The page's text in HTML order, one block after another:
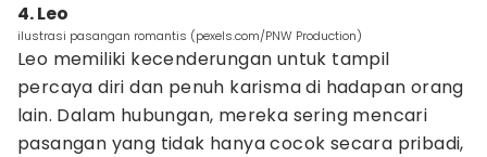
4. Leo
ilustrasi pasangan romantis (pexels.com/PNW Production)
Leo memiliki kecenderungan untuk tampil
percaya diri dan penuh karisma di hadapan orang
lain. Dalam hubungan, mereka sering mencari
pasangan yang tidak hanya cocok secara pribadi,